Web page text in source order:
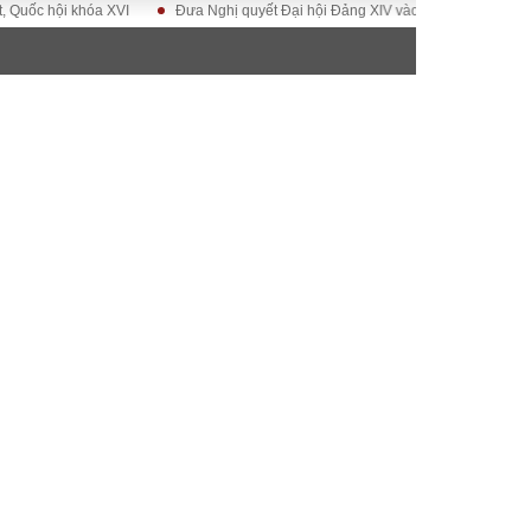
khóa XVI Đưa Nghị quyết Đại hội Đảng XIV vào cuộc sống